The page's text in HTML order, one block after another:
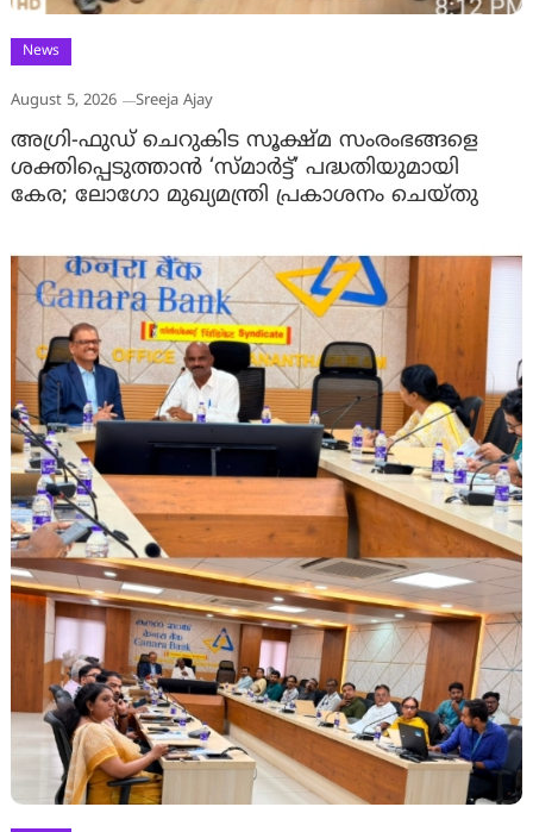
News
August 5, 2026 Sreeja Ajay
അഗ്രി-ഫുഡ് ചെറുകിട സൂക്ഷ്മ സംരംഭങ്ങളെ
ശക്തിപ്പെടുത്താന്‍ ‘സ്മാര്‍ട്ട്’ പദ്ധതിയുമായി
കേര; ലോഗോ മുഖ്യമന്ത്രി പ്രകാശനം ചെയ്തു